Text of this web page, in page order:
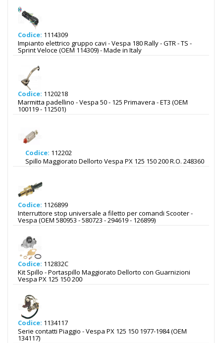
Codice: 1114309
Impianto elettrico gruppo cavi - Vespa 180 Rally - GTR - TS -
Sprint Veloce (OEM 114309) - Made in Italy
Codice: 1120218
Marmitta padellino - Vespa 50 - 125 Primavera - ET3 (OEM
100119 - 112501)
Codice: 112202
Spillo Maggiorato Dellorto Vespa PX 125 150 200 R.O. 248360
Codice: 1126899
Interruttore stop universale a filetto per comandi Scooter -
Vespa (OEM 580953 - 580723 - 294619 - 126899)
Codice: 112832C
Kit Spillo - Portaspillo Maggiorato Dellorto con Guarnizioni
Vespa PX 125 150 200
Codice: 1134117
Serie contatti Piaggio - Vespa PX 125 150 1977-1984 (OEM
134117)